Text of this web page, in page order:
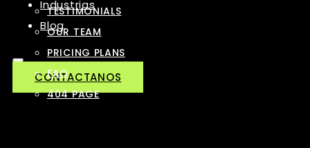
Industrias
Blog
CONTACTANOS
TESTIMONIALS
OUR TEAM
PRICING PLANS
FAQ
404 PAGE